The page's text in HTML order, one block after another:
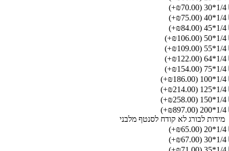
1/4*30
(₪70.00+)
1/4*40
(₪75.00+)
1/4*45
(₪84.00+)
1/4*50
(₪106.00+)
1/4*55
(₪109.00+)
1/4*64
(₪122.00+)
1/4*75
(₪154.00+)
1/4*100
(₪186.00+)
1/4*125
(₪214.00+)
1/4*150
(₪258.00+)
1/4*200
(₪897.00+)
מידות לבורג לא קודח לסנטף מלבני
1/4*20
(₪65.00+)
1/4*30
(₪67.00+)